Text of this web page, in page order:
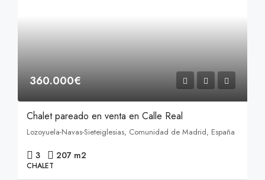
360.000€
Chalet pareado en venta en Calle Real
Lozoyuela-Navas-Sieteiglesias, Comunidad de Madrid, España
3 207 m2
CHALET